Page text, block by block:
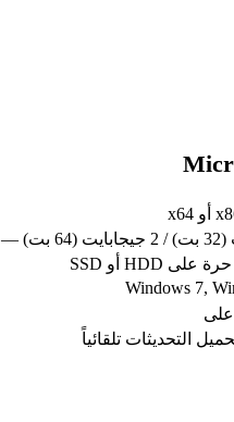
Windows 7,
التحديثات تلقائياً